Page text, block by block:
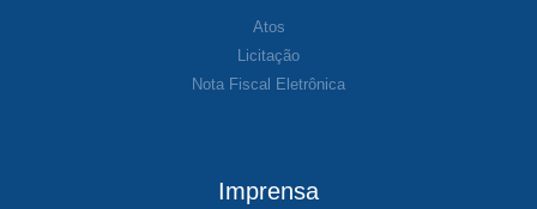
Atos
Licitação
Nota Fiscal Eletrônica
Imprensa